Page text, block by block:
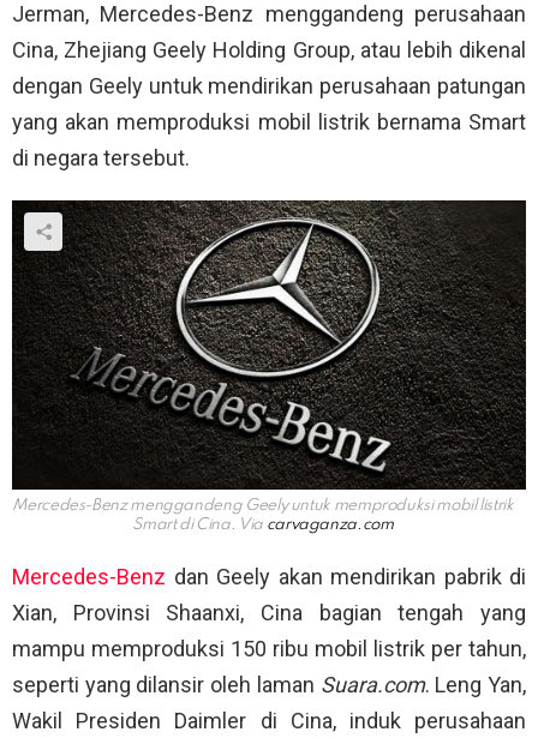
Jerman, Mercedes-Benz menggandeng perusahaan
Cina, Zhejiang Geely Holding Group, atau lebih dikenal
dengan Geely untuk mendirikan perusahaan patungan
yang akan memproduksi mobil listrik bernama Smart
di negara tersebut.
Mercedes-Benz menggandeng Geely untuk memproduksi mobil listrik
Smart di Cina. Via carvaganza.com
Mercedes-Benz dan Geely akan mendirikan pabrik di
Xian, Provinsi Shaanxi, Cina bagian tengah yang
mampu memproduksi 150 ribu mobil listrik per tahun,
seperti yang dilansir oleh laman Suara.com. Leng Yan,
Wakil Presiden Daimler di Cina, induk perusahaan